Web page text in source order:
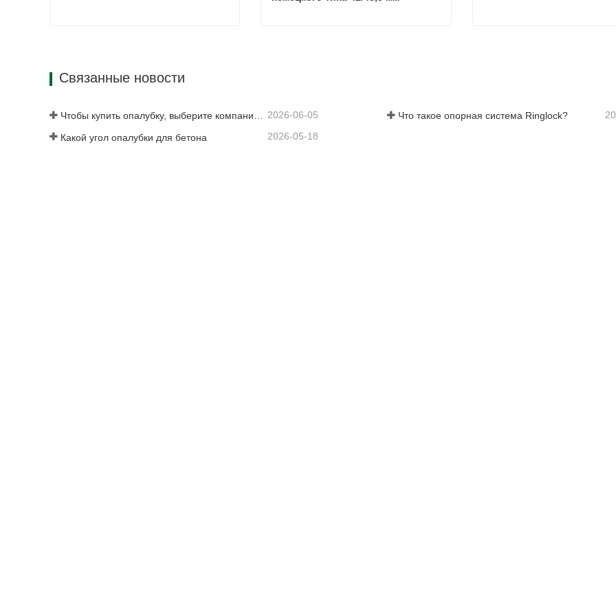
Связанные новости
Чтобы купить опалубку, выберите компанию Rizhao Fenghua 2026-06-05 Что такое опорная система Ringlock?
Какой угол опалубки для бетона 2026-05-18